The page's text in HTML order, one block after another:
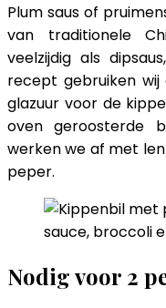
Plum saus of
van traditionele
veelzijdig als
recept gebruiken
glazuur voor de
oven geroosterde
werken we af met
peper.
Nodig voor 2